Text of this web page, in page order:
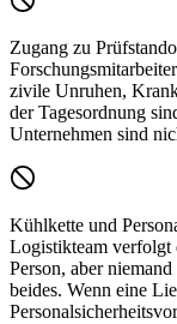
Zugang zu
zivile Unruhen,
der Tagesordnung
Unternehmen sind
Kühlkette und
Logistikteam verfolgt
Person, aber
beides. Wenn eine